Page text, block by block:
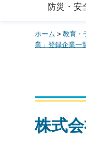
防災・安
ホーム > 教育・
業」登録企業一
株式